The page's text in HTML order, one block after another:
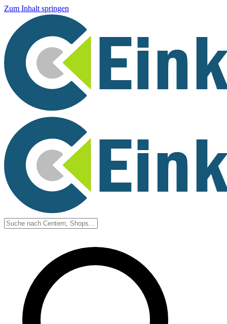
Zum Inhalt springen